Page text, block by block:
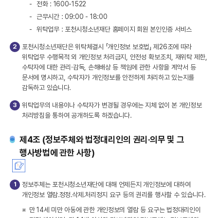
-
전화 : 1600-1522
-
근무시간 : 09:00 - 18:00
-
위탁업무 : 포천시청소년재단 홈페이지 회원 본인인증 서비스
2
포천시청소년재단은 위탁체결시 「개인정보 보호법」 제26조에 따라
위탁업무 수행목적 외 개인정보 처리금지, 안전성 확보조치, 재위탁 제한,
수탁자에 대한 관리·감독, 손해배상 등 책임에 관한 사항을 계약서 등
문서에 명시하고, 수탁자가 개인정보를 안전하게 처리하고 있는지를
감독하고 있습니다.
3
위탁업무의 내용이나 수탁자가 변경될 경우에는 지체 없이 본 개인정보
처리방침을 통하여 공개하도록 하겠습니다.
제4조 (정보주체와 법정대리인의 권리·의무 및 그
행사방법에 관한 사항)
1
정보주체는 포천시청소년재단에 대해 언제든지 개인정보에 대하여
개인정보 열람․정정․삭제․처리정지 요구 등의 권리를 행사할 수 있습니다.
※ 만 14세 미만 아동에 관한 개인정보의 열람 등 요구는 법정대리인이